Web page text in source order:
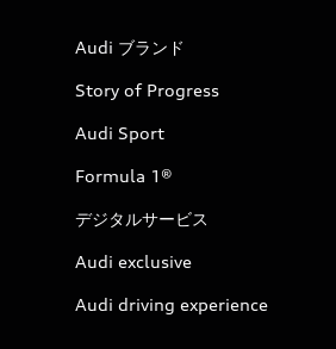
Audi ブランド
Story of Progress
Audi Sport
Formula 1®
デジタルサービス
Audi exclusive
Audi driving experience